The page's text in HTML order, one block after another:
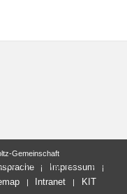
Änderung: 22.07.2026
Gemeinschaft
Impressum
Intranet KIT